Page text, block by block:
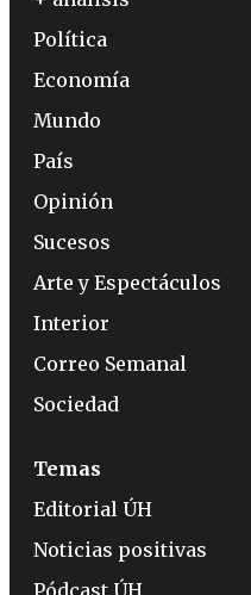
Política
Economía
Mundo
País
Opinión
Sucesos
Arte y Espectáculos
Interior
Correo Semanal
Sociedad
Temas
Editorial ÚH
Noticias positivas